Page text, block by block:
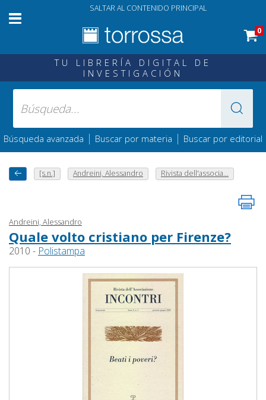
SALTAR AL CONTENIDO PRINCIPAL
0
TU LIBRERÍA DIGITAL DE
INVESTIGACIÓN
Búsqueda avanzada | Buscar por materia | Buscar por editorial
[s.n.] Andreini, Alessandro Rivista dell'associa...
Andreini, Alessandro
Quale volto cristiano per Firenze?
2010 - Polistampa